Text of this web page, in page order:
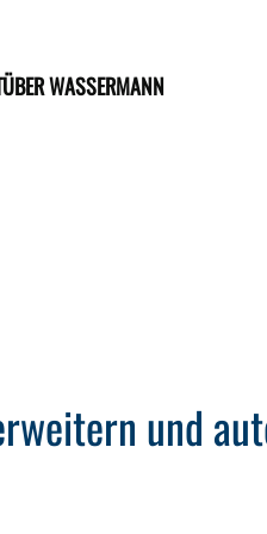
ÜBER WASSERMANN
und